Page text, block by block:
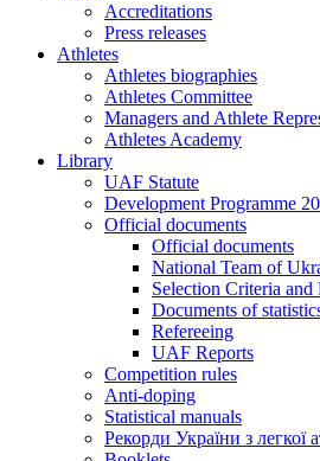
Accreditations
Press releases
Athletes
Athletes biographies
Athletes Committee
Managers and Athlete
Athletes Academy
Library
UAF Statute
Development Programme
Official documents
Official documents
National Team of
Selection Criteria and
Documents of
Refereeing
UAF Reports
Competition rules
Anti-doping
Statistical manuals
Рекорди України з легкої